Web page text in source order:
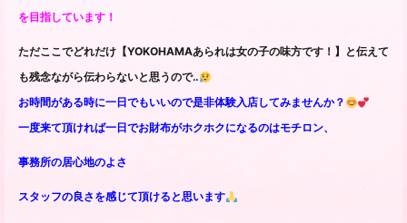
を目指しています！
ただここでどれだけ【YOKOHAMAあられは女の子の味方です！】と伝えて
も残念ながら伝わらないと思うので‥
お時間がある時に一日でもいいので是非体験入店してみませんか？
一度来て頂ければ一日でお財布がホクホクになるのはモチロン、
事務所の居心地のよさ
スタッフの良さを感じて頂けると思います